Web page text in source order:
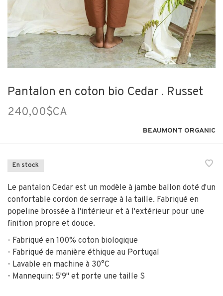
Pantalon en coton bio Cedar . Russet
240,00$CA
BEAUMONT ORGANIC
En stock
Le pantalon Cedar est un modèle à jambe ballon doté d'un
confortable cordon de serrage à la taille. Fabriqué en
popeline brossée à l'intérieur et à l'extérieur pour une
finition propre et douce.
- Fabriqué en 100% coton biologique
- Fabriqué de manière éthique au Portugal
- Lavable en machine à 30°C
- Mannequin: 5'9" et porte une taille S